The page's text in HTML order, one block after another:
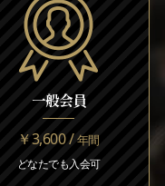
一般会員
￥3,600 /年間
どなたでも入会可